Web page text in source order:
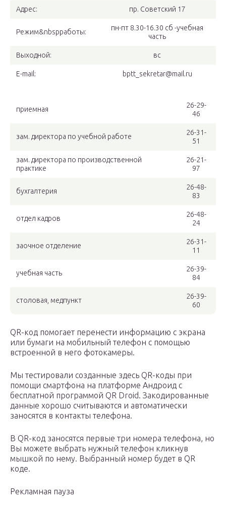
Адрес: пр. Советский 17
Режим&nbspработы:
пн-пт 8.30-16.30 сб -учебная
часть
Выходной: вс
E-mail: bptt_sekretar@mail.ru
приемная
26-29-
46
зам. директора по учебной работе
26-31-
51
зам. директора по производственной
практике
26-21-
97
бухгалтерия
26-48-
83
отдел кадров
26-48-
24
заочное отделение
26-31-
11
учебная часть
26-39-
84
столовая, медпункт
26-39-
60
QR-код помогает перенести информацию с экрана
или бумаги на мобильный телефон с помощью
встроенной в него фотокамеры.
Мы тестировали созданные здесь QR-коды при
помощи смартфона на платформе Андроид с
бесплатной программой QR Droid. Закодированные
данные хорошо считываются и автоматически
заносятся в контакты телефона.
В QR-код заносятся первые три номера телефона, но
Вы можете выбрать нужный телефон кликнув
мышкой по нему. Выбранный номер будет в QR
коде.
Рекламная пауза